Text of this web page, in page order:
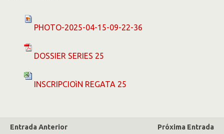
PHOTO-2025-04-15-09-22-36
DOSSIER SERIES 25
INSCRIPCIOìN REGATA 25
Entrada Anterior
Próxima Entrada